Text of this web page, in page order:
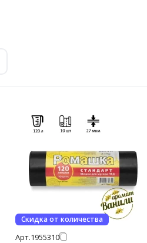
Скидка от количества
Арт.1955310